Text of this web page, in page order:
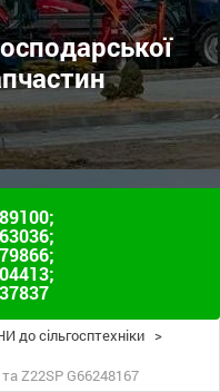
;
;
;
;
сільгосптехніки >
Z22SP G66248167